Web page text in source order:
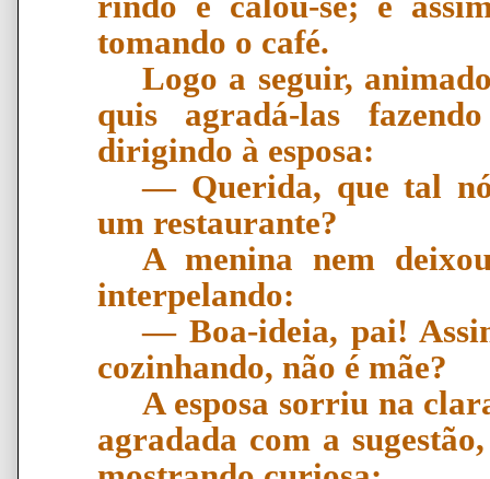
tomando o café.
Logo a seguir,
quis agradá-las
dirigindo à esposa:
―Querida, que tal n
um restaurante?
A menina nem
interpelando:
―Boa-ideia, pai!
cozinhando, não é mãe?
A esposa sorriu na
agradada com a